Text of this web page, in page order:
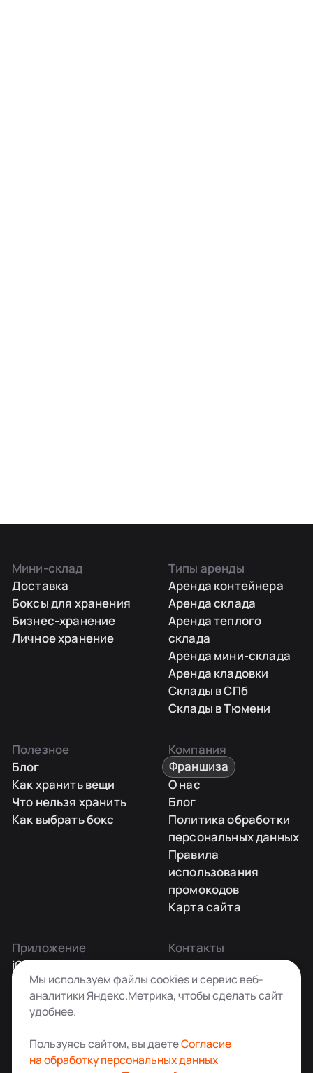
Мини-склад
Доставка
Боксы для хранения
Бизнес-хранение
Личное хранение
Типы аренды
Аренда контейнера
Аренда склада
Аренда теплого
склада
Аренда мини-склада
Аренда кладовки
Склады в СПб
Склады в Тюмени
Полезное
Блог
Как хранить вещи
Что нельзя хранить
Как выбрать бокс
Компания
Франшиза
О нас
Блог
Политика обработки
персональных данных
Правила
использования
промокодов
Карта сайта
Приложение
iOS
Android
Контакты
Заказать звонок
+7 495 181-55-45
info@kladovkin.ru
Мы используем файлы cookies и сервис веб-
аналитики Яндекс.Метрика, чтобы сделать сайт
удобнее.
Пользуясь сайтом, вы даетеСогласие
на обработку персональных данных